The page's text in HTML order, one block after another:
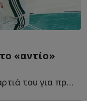
«αντίο»
Ο Αϊζάια Κάνααν άνοιξε τα χαρτιά του για πρώτη φορά σ...